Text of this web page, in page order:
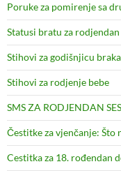
Poruke za pomirenje sa
Statusi bratu za rodjendan
Stihovi za godišnjicu
Stihovi za rodjenje bebe
SMS ZA RODJENDAN
Čestitke za vjenčanje: Što
Cestitka za 18. rođendan